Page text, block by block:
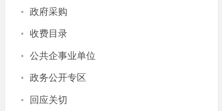
· 政府采购
· 收费目录
· 公共企事业单位
· 政务公开专区
· 回应关切